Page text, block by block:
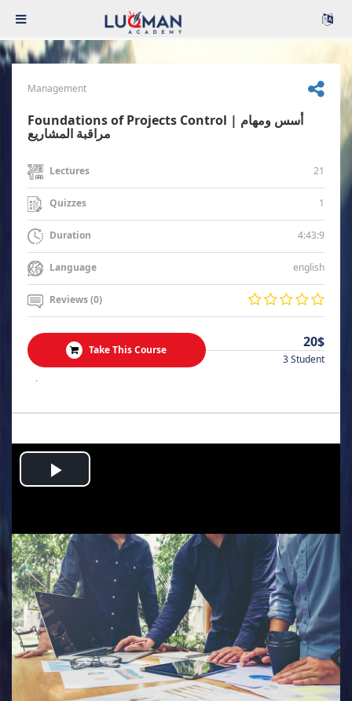
Management
Foundations of Projects Control | أسس ومهام
مراقبة المشاريع
Lectures 21
Quizzes 1
Duration 4:43:9
Language english
Reviews (0)
Take This Course 20$
3 Student
.
Play